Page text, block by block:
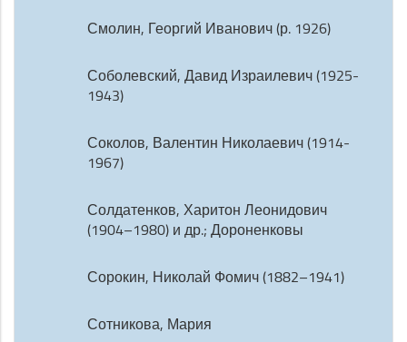
Смолин, Георгий Иванович (р. 1926)
Соболевский, Давид Израилевич (1925-
1943)
Соколов, Валентин Николаевич (1914-
1967)
Солдатенков, Харитон Леонидович
(1904–1980) и др.; Дороненковы
Сорокин, Николай Фомич (1882–1941)
Сотникова, Мария